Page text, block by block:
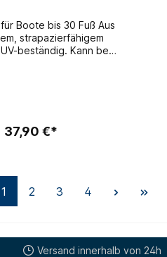
Boote bis 30 Fuß Aus
strapazierfähigem
beständig. Kann bei
37,90 €*
1 2 3 4
Versand innerhalb von 24h